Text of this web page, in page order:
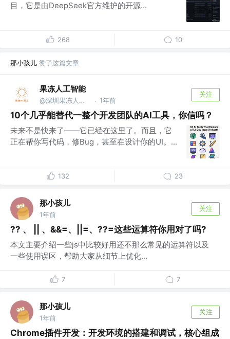
目，它是由DeepSeek官方维护的开源...
268 10
那小孩儿 赞了这篇文章
果冻人工智能
@深圳果冻人工智能 · 1年前
关注
10个几乎能替代一整个开发团队的AI工具，你信吗？
未来不是快来了——它已经在这里了。而且，它
正在帮你写代码，修Bug，甚至在设计你的UI。...
132 23
那小孩儿
1年前
关注
?? 、 || 、&&=、||=、??=这些运算符你用对了吗?
本文主要介绍一些js中比较好用还不那么常见的运算符以及
一些使用误区，帮助大家从细节上优化...
7 7
那小孩儿
1年前
关注
Chrome插件开发：开发环境的搭建和调试，核心组成